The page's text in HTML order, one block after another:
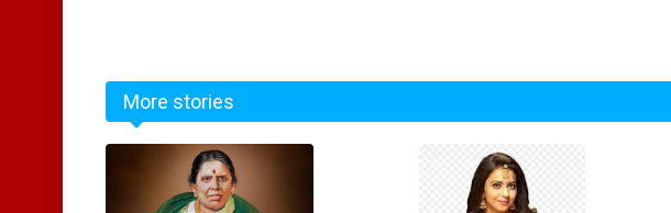
More stories